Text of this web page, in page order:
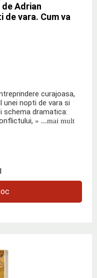
Adrian
de vara. Cum va
curajoasa,
unei nopti de vara si
schema dramatica:
» ...mai mult